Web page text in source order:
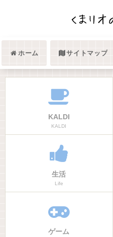
ホーム サイトマップ
KALDI
KALDI
生活
Life
ゲーム